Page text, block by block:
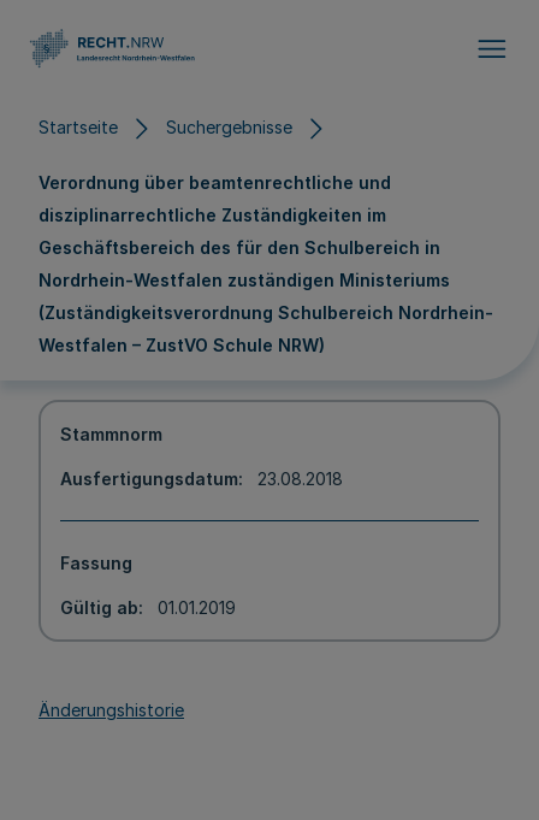
Startseite Suchergebnisse
Verordnung über beamtenrechtliche und
disziplinarrechtliche Zuständigkeiten im
Geschäftsbereich des für den Schulbereich in
Nordrhein-Westfalen zuständigen Ministeriums
(Zuständigkeitsverordnung Schulbereich Nordrhein-
Westfalen – ZustVO Schule NRW)
Stammnorm
Ausfertigungsdatum 23.08.2018
Fassung
Gültig ab 01.01.2019
Änderungshistorie